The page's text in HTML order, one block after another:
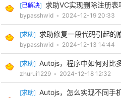
[已解决] 求助VC实现删除注册表
bypasshwid • 2024-12-19 20:33
[求助] 求助修复一段代码引起的
bypasshwid • 2024-12-13 14:44
[求助] Autojs，程序中如何对比
zhurui1229 • 2024-12-18 12:32
[求助] Autojs，怎么实现不同手